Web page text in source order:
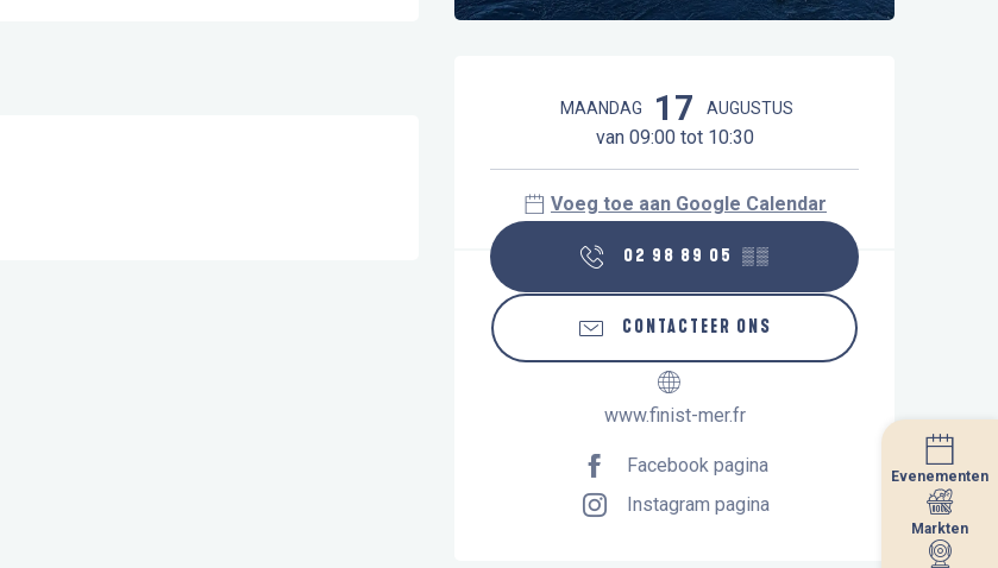
Evenementen
Markten
Openingstijden en
MAANDAG 17 AUGUSTUS
van 09:00 tot 10:30
Voeg toe aan Google Calendar
02 98 89 05 ▒▒
CONTACTEER ONS
www.finist-mer.fr
Facebook pagina
Instagram pagina